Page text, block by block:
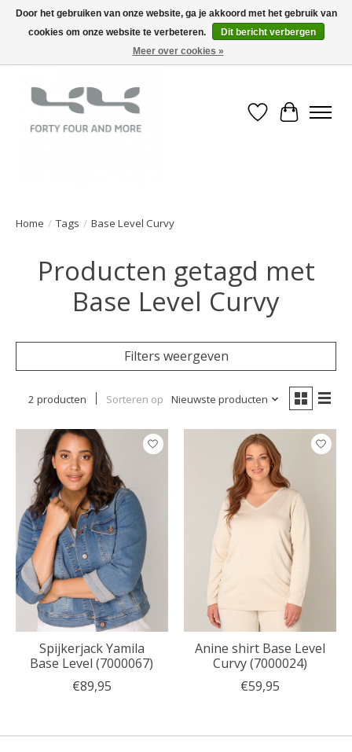
Verlanglijst
Home / Tags / Base Level Curvy
Producten getagd met
Base Level Curvy
Filters weergeven
2 producten Sorteren op Nieuwste producten
Spijkerjack Yamila
Base Level (7000067)
€89,95
Anine shirt Base Level
Curvy (7000024)
€59,95
Door het gebruiken van onze website, ga je akkoord met het gebruik van
cookies om onze website te verbeteren.
Dit bericht verbergen
Meer over cookies »